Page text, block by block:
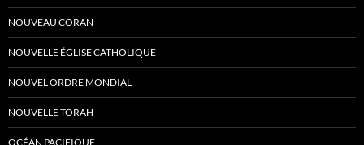
NOUVEAU CORAN
NOUVELLE ÉGLISE CATHOLIQUE
NOUVEL ORDRE MONDIAL
NOUVELLE TORAH
OCÉAN PACIFIQUE